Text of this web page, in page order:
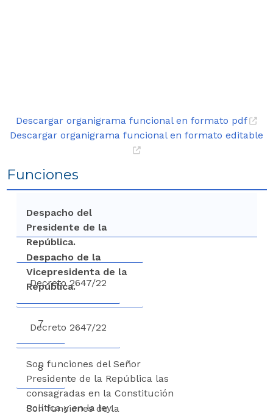
Descargar organigrama funcional en formato pdf
Descargar organigrama funcional en formato editable
Funciones
Despacho del
Presidente de la
República.
Decreto 2647/22
7
Son funciones del Señor
Presidente de la República las
consagradas en la Constitución
Política y en la ley.
Despacho de la
Vicepresidenta de la
República.
Decreto 2647/22
8
Son funciones de la